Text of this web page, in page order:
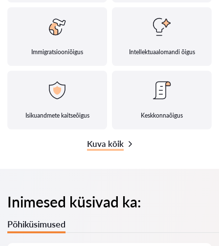
Immigratsiooniõigus Intellektuaalomandi õigus
Isikuandmete kaitseõigus Keskkonnaõigus
Kuva kõik
Inimesed küsivad ka:
Põhiküsimused